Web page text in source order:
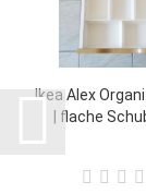
Ikea Alex
| flache